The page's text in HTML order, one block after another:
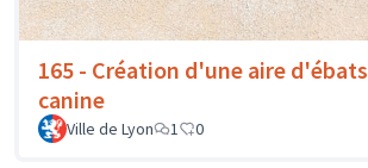
165 - Création d'une aire d'ébats
canine
Ville de Lyon 1 0